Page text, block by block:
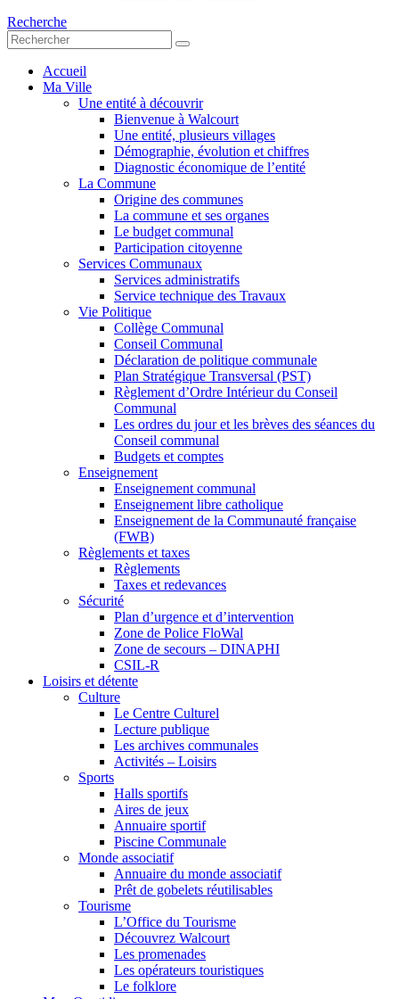
Recherche
Accueil
Ma Ville
Une entité à découvrir
Bienvenue à Walcourt
Une entité, plusieurs villages
Démographie, évolution et chiffres
Diagnostic économique de l’entité
La Commune
Origine des communes
La commune et ses organes
Le budget communal
Participation citoyenne
Services Communaux
Services administratifs
Service technique des Travaux
Vie Politique
Collège Communal
Conseil Communal
Déclaration de politique communale
Plan Stratégique Transversal (PST)
Règlement d’Ordre Intérieur du Conseil
Communal
Les ordres du jour et les brèves des séances du
Conseil communal
Budgets et comptes
Enseignement
Enseignement communal
Enseignement libre catholique
Enseignement de la Communauté française
(FWB)
Règlements et taxes
Règlements
Taxes et redevances
Sécurité
Plan d’urgence et d’intervention
Zone de Police FloWal
Zone de secours – DINAPHI
CSIL-R
Loisirs et détente
Culture
Le Centre Culturel
Lecture publique
Les archives communales
Activités – Loisirs
Sports
Halls sportifs
Aires de jeux
Annuaire sportif
Piscine Communale
Monde associatif
Annuaire du monde associatif
Prêt de gobelets réutilisables
Tourisme
L’Office du Tourisme
Découvrez Walcourt
Les promenades
Les opérateurs touristiques
Le folklore